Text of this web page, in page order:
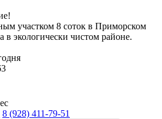
участком 8 соток в Приморском
в экологически чистом районе.
8 (928) 411-79-51